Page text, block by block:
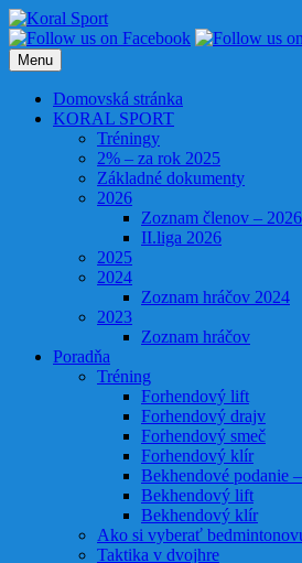
Preskočiť
na
obsah
Menu
Domovská stránka
KORAL SPORT
Tréningy
2% – za rok 2025
Základné dokumenty
2026
Zoznam členov – 2026
II.liga 2026
2025
2024
Zoznam hráčov 2024
2023
Zoznam hráčov
Poradňa
Tréning
Forhendový lift
Forhendový drajv
Forhendový smeč
Forhendový klír
Bekhendové podanie
Bekhendový lift
Bekhendový klír
Ako si vyberať
Taktika v dvojhre